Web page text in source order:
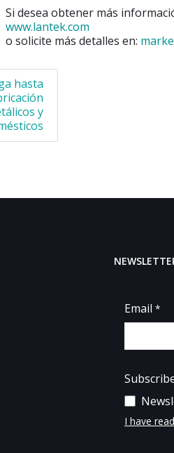
Si desea obtener más
www.lantek.com
o solicite más detalles en:
hasta
y